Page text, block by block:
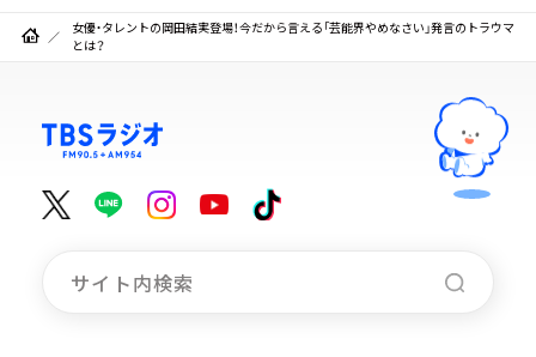
女優・タレントの岡田結実登場！今だから言える「芸能界やめなさい」発言のトラウマ
とは？